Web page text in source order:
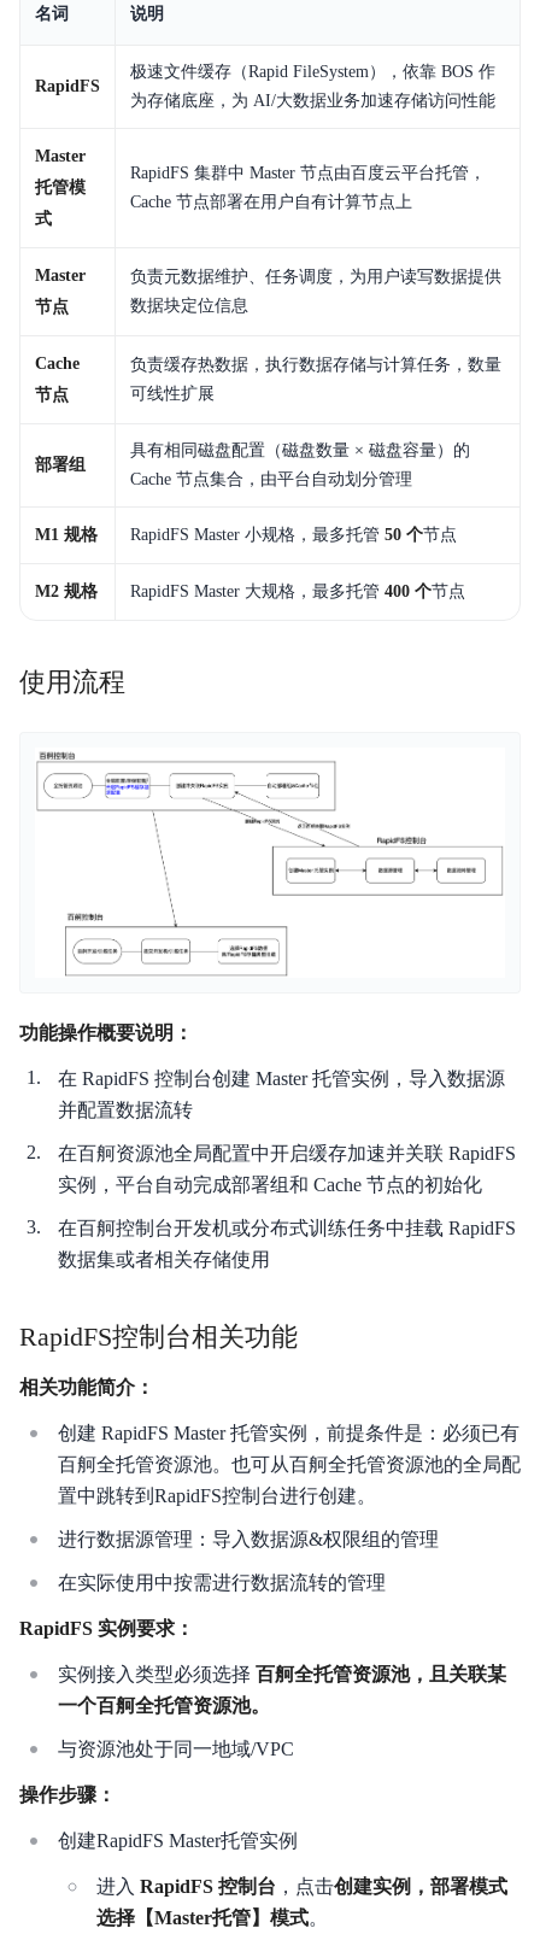
名词 说明
RapidFS
极速文件缓存（Rapid FileSystem），依靠 BOS 作
为存储底座，为 AI/大数据业务加速存储访问性能
Master
托管模
式
RapidFS 集群中 Master 节点由百度云平台托管，
Cache 节点部署在用户自有计算节点上
Master
节点
负责元数据维护、任务调度，为用户读写数据提供
数据块定位信息
Cache
节点
负责缓存热数据，执行数据存储与计算任务，数量
可线性扩展
部署组
具有相同磁盘配置（磁盘数量 × 磁盘容量）的
Cache 节点集合，由平台自动划分管理
M1 规格 RapidFS Master 小规格，最多托管 50 个节点
M2 规格 RapidFS Master 大规格，最多托管 400 个节点
使用流程
功能操作概要说明：
在 RapidFS 控制台创建 Master 托管实例，导入数据源
并配置数据流转
在百舸资源池全局配置中开启缓存加速并关联 RapidFS
实例，平台自动完成部署组和 Cache 节点的初始化
在百舸控制台开发机或分布式训练任务中挂载 RapidFS
数据集或者相关存储使用
RapidFS控制台相关功能
相关功能简介：
创建 RapidFS Master 托管实例，前提条件是：必须已有
百舸全托管资源池。也可从百舸全托管资源池的全局配
置中跳转到RapidFS控制台进行创建。
进行数据源管理：导入数据源&权限组的管理
在实际使用中按需进行数据流转的管理
RapidFS 实例要求：
实例接入类型必须选择 百舸全托管资源池，且关联某
一个百舸全托管资源池。
与资源池处于同一地域/VPC
操作步骤：
创建RapidFS Master托管实例
进入 RapidFS 控制台 ，点击创建实例，部署模式
选择【Master托管】模式。